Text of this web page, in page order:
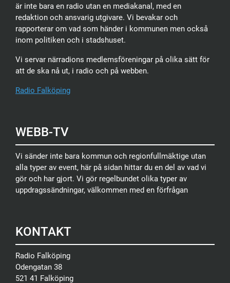
är inte bara en radio utan en mediakanal, med en
redaktion och ansvarig utgivare. Vi bevakar och
rapporterar om vad som händer i kommunen men också
inom politiken och i stadshuset.
Vi servar närradions medlemsföreningar på olika sätt för
att de ska nå ut, i radio och på webben.
Radio Falköping
WEBB-TV
Vi sänder inte bara kommun och regionfullmäktige utan
alla typer av event, här på sidan hittar du en del av vad vi
gör och har gjort. Vi gör regelbundet olika typer av
uppdragssändningar, välkommen med en förfrågan
KONTAKT
Radio Falköping
Odengatan 38
521 41 Falköping